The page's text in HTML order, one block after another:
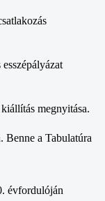
megnyitása.
a Tabulatúra
évfordulóján